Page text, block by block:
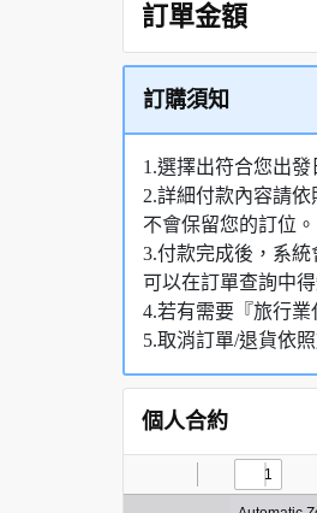
訂單金額
訂購須知
1.選擇出符合您出
2.詳細付款內容請
不會保留您的訂位。
3.付款完成後，系
可以在訂單查詢中
4.若有需要『旅行
5.取消訂單/退貨依
個人合約